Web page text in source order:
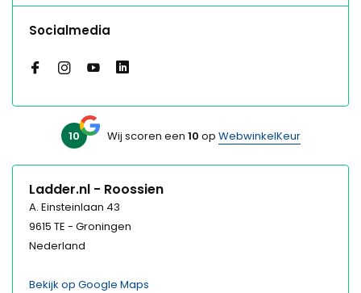
Socialmedia
10 Wij scoren een 10 op WebwinkelKeur
Ladder.nl - Roossien
A. Einsteinlaan 43
9615 TE - Groningen
Nederland
Bekijk op Google Maps